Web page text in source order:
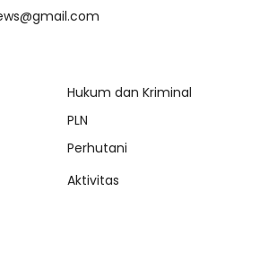
Hukum dan Kriminal
PLN
Perhutani
Aktivitas